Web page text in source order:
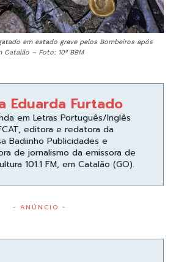
em estado grave pelos Bombeiros após
– Foto: 10º BBM
Eduarda Furtado
em Letras Português/Inglês
editora e redatora da
Badiinho Publicidades e
de jornalismo da emissora de
101.1 FM, em Catalão (GO).
- ANÚNCIO -